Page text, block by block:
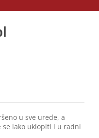
u sve urede, a
lako uklopiti i u radni